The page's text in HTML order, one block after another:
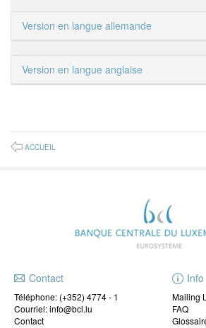
Version en langue allemande
Version en langue anglaise
ACCUEIL
Contact
Téléphone: (+352) 4774 - 1
Courriel: info@bcl.lu
Contact
Info
Mailing
FAQ